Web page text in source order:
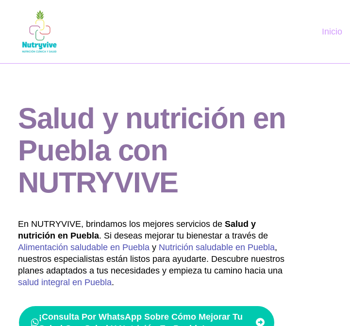
Inicio
Salud y nutrición en
Pueblacon
NUTRYVIVE
En NUTRYVIVE, brindamos los mejores servicios de Salud y
nutrición en Puebla. Si deseas mejorar tu bienestar a través de
Alimentación saludable en Puebla y Nutrición saludable en Puebla,
nuestros especialistas están listos para ayudarte. Descubre nuestros
planes adaptados a tus necesidades y empieza tu camino hacia una
salud integral en Puebla.
¡Consulta Por WhatsApp Sobre Cómo Mejorar Tu